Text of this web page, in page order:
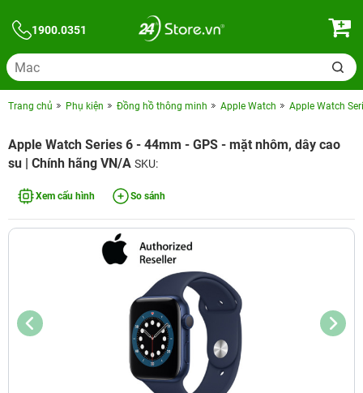
1900.0351
Trang chủ Phụ kiện Đồng hồ thông minh Apple Watch Apple Watch
Apple Watch Series 6 - 44mm - GPS - mặt nhôm, dây cao
su | Chính hãng VN/A SKU:
Xem cấu hình So sánh